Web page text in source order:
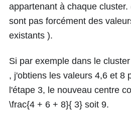
appartenant à chaque
sont pas forcément des
existants ).
Si par exemple dans le
, j'obtiens les valeurs 4,6 et 8
l'étape 3, le nouveau centre
\frac{4 + 6 + 8}{ 3} soit 9.